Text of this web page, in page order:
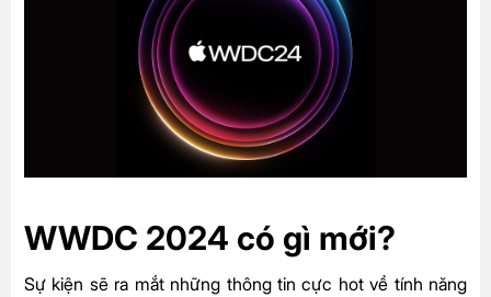
WWDC 2024 có gì mới?
Sự kiện sẽ ra mắt những thông tin cực hot về tính năng